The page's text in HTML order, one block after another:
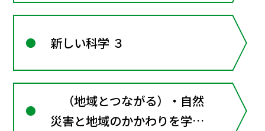
新しい科学 ３
（地域とつながる）・自然
災害と地域のかかわりを学